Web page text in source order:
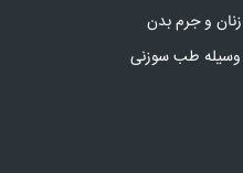
و جرم بدن
وسیله طب سوزنی